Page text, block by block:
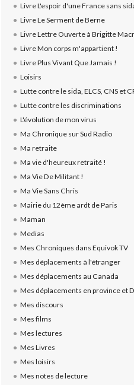
Livre L'espoir d'une France sans
Livre Le Serment de Berne
Livre Lettre Ouverte à Brigitte
Livre Mon corps m'appartient !
Livre Plus Vivant Que Jamais !
Loisirs
Lutte contre le sida, ELCS, CNS et
Lutte contre les discriminations
L'évolution de mon virus
Ma Chronique sur Sud Radio
Ma retraite
Ma vie d'heureux retraité !
Ma Vie De Militant !
Ma Vie Sans Chris
Mairie du 12ème ardt de Paris
Maman
Medias
Mes Chroniques dans Equivok TV
Mes déplacements à l'étranger
Mes déplacements au Canada
Mes déplacements en province et
Mes discours
Mes films
Mes lectures
Mes Livres
Mes loisirs
Mes notes de lecture